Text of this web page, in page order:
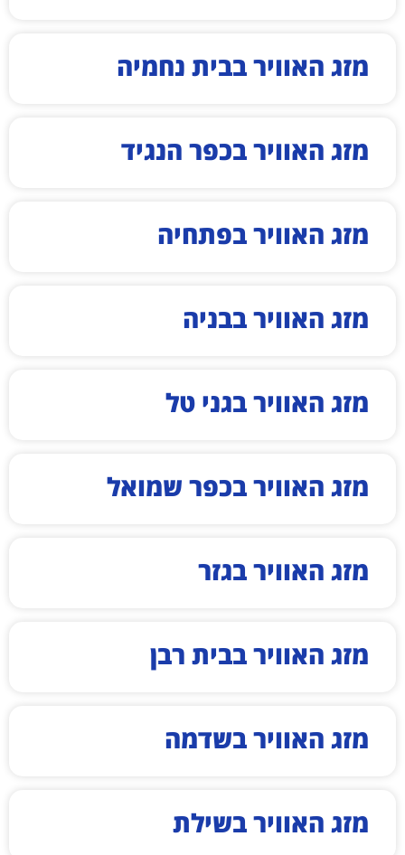
מזג האוויר בבית נחמיה
מזג האוויר בכפר הנגיד
מזג האוויר בפתחיה
מזג האוויר בבניה
מזג האוויר בגני טל
מזג האוויר בכפר שמואל
מזג האוויר בגזר
מזג האוויר בבית רבן
מזג האוויר בשדמה
מזג האוויר בשילת